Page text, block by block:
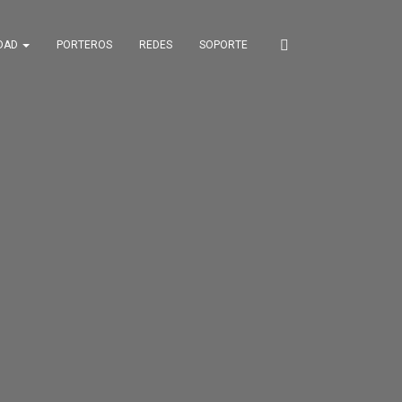
PORTEROS REDES SOPORTE